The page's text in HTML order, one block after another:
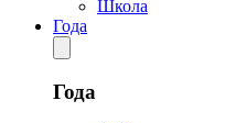
Школа
Года
Года